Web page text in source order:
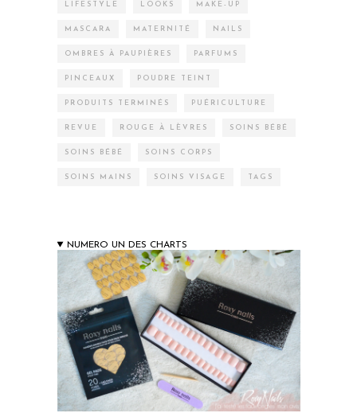
LIFESTYLE LOOKS MAKE-UP
MASCARA MATERNITÉ NAILS
OMBRES À PAUPIÈRES PARFUMS
PINCEAUX POUDRE TEINT
PRODUITS TERMINÉS PUÉRICULTURE
REVUE ROUGE À LÈVRES SOINS BÉBÉ
SOINS BÉBÉ SOINS CORPS
SOINS MAINS SOINS VISAGE TAGS
NUMERO UN DES CHARTS